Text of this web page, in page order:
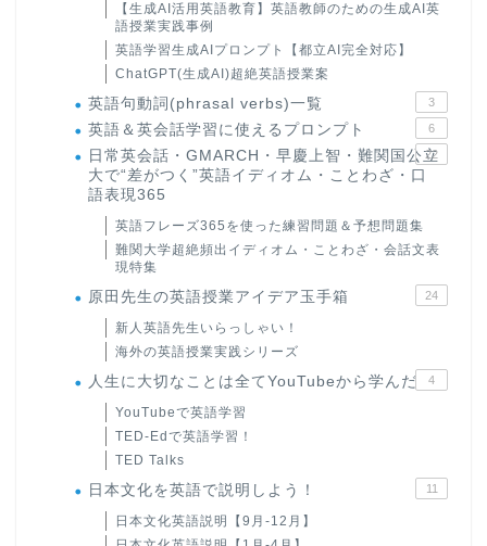
【生成AI活用英語教育】英語教師のための生成AI英
語授業実践事例
英語学習生成AIプロンプト【都立AI完全対応】
ChatGPT(生成AI)超絶英語授業案
英語句動詞(phrasal verbs)一覧 3
英語＆英会話学習に使えるプロンプト 6
日常英会話・GMARCH・早慶上智・難関国公立
大で“差がつく”英語イディオム・ことわざ・口
語表現365
22
英語フレーズ365を使った練習問題＆予想問題集
難関大学超絶頻出イディオム・ことわざ・会話文表
現特集
原田先生の英語授業アイデア玉手箱 24
新人英語先生いらっしゃい！
海外の英語授業実践シリーズ
人生に大切なことは全てYouTubeから学んだ 4
YouTubeで英語学習
TED-Edで英語学習！
TED Talks
日本文化を英語で説明しよう！ 11
日本文化英語説明【9月-12月】